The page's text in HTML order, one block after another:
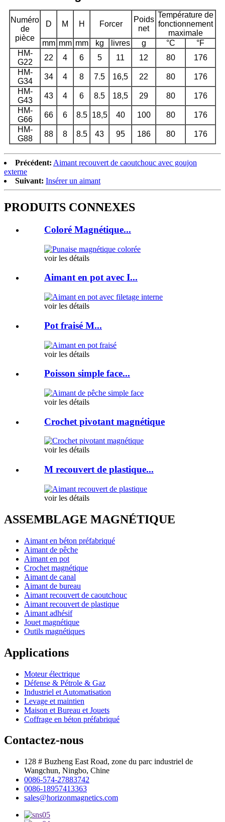
Numéro
de
pièce
D M H Forcer
Poids
net
Température de
fonctionnement
maximale
mm mm mm kg livres g °C
°F
HM-
G22
22 4 6 5 11 12 80
176
HM-
G34
34 4 8 7.5 16,5 22 80
176
HM-
G43
43 4 6 8.5 18,5 29 80
176
HM-
G66
66 6 8.5 18,5 40 100 80
176
HM-
G88
88 8 8.5 43 95 186 80 176
Précédent: Aimant recouvert de caoutchouc avec goujon
externe
Suivant: Insérer un aimant
PRODUITS CONNEXES
Coloré Magnétique...
voir les détails
Aimant en pot avec I...
voir les détails
Pot fraisé M...
voir les détails
Poisson simple face...
voir les détails
Crochet pivotant magnétique
voir les détails
M recouvert de plastique...
voir les détails
ASSEMBLAGE MAGNÉTIQUE
Aimant en béton préfabriqué
Aimant de pêche
Aimant en pot
Crochet magnétique
Aimant de canal
Aimant de bureau
Aimant recouvert de caoutchouc
Aimant recouvert de plastique
Aimant adhésif
Jouet magnétique
Outils magnétiques
Applications
Moteur électrique
Défense & Pétrole & Gaz
Industriel et Automatisation
Levage et maintien
Maison et Bureau et Jouets
Coffrage en béton préfabriqué
Contactez-nous
128 # Buzheng East Road, zone du parc industriel de
Wangchun, Ningbo, Chine
0086-574-27883742
0086-18957413363
sales@horizonmagnetics.com